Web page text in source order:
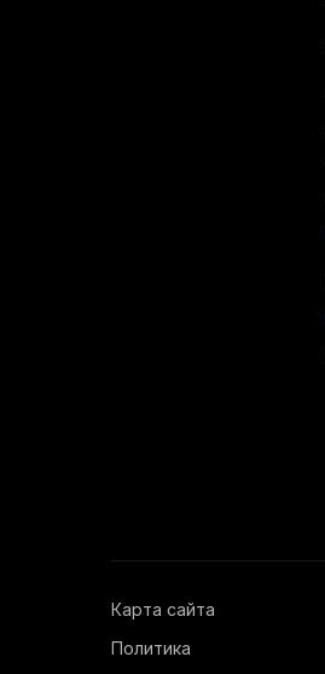
Карта сайта
Политика